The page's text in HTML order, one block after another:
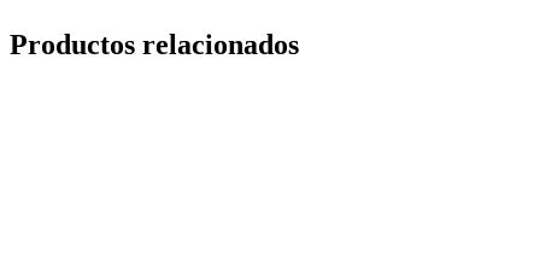
Productos relacionados